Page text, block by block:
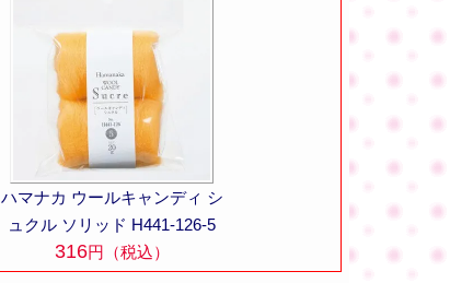
ハマナカ ウールキャンディ シ
ュクル ソリッド H441-126-5
316円（税込）